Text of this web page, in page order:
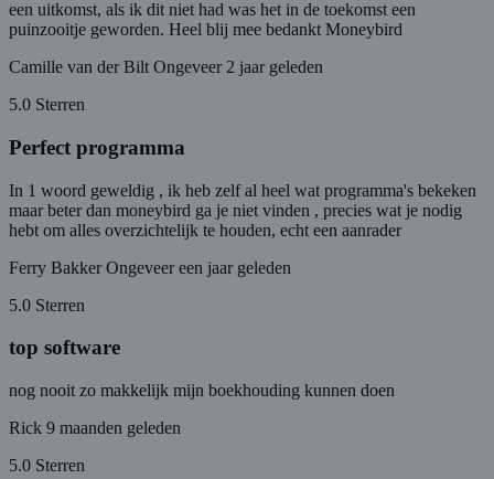
een uitkomst, als ik dit niet had was het in de toekomst een
puinzooitje geworden. Heel blij mee bedankt Moneybird
Camille van der Bilt Ongeveer 2 jaar geleden
5.0 Sterren
Perfect programma
In 1 woord geweldig , ik heb zelf al heel wat programma's bekeken
maar beter dan moneybird ga je niet vinden , precies wat je nodig
hebt om alles overzichtelijk te houden, echt een aanrader
Ferry Bakker Ongeveer een jaar geleden
5.0 Sterren
top software
nog nooit zo makkelijk mijn boekhouding kunnen doen
Rick 9 maanden geleden
5.0 Sterren